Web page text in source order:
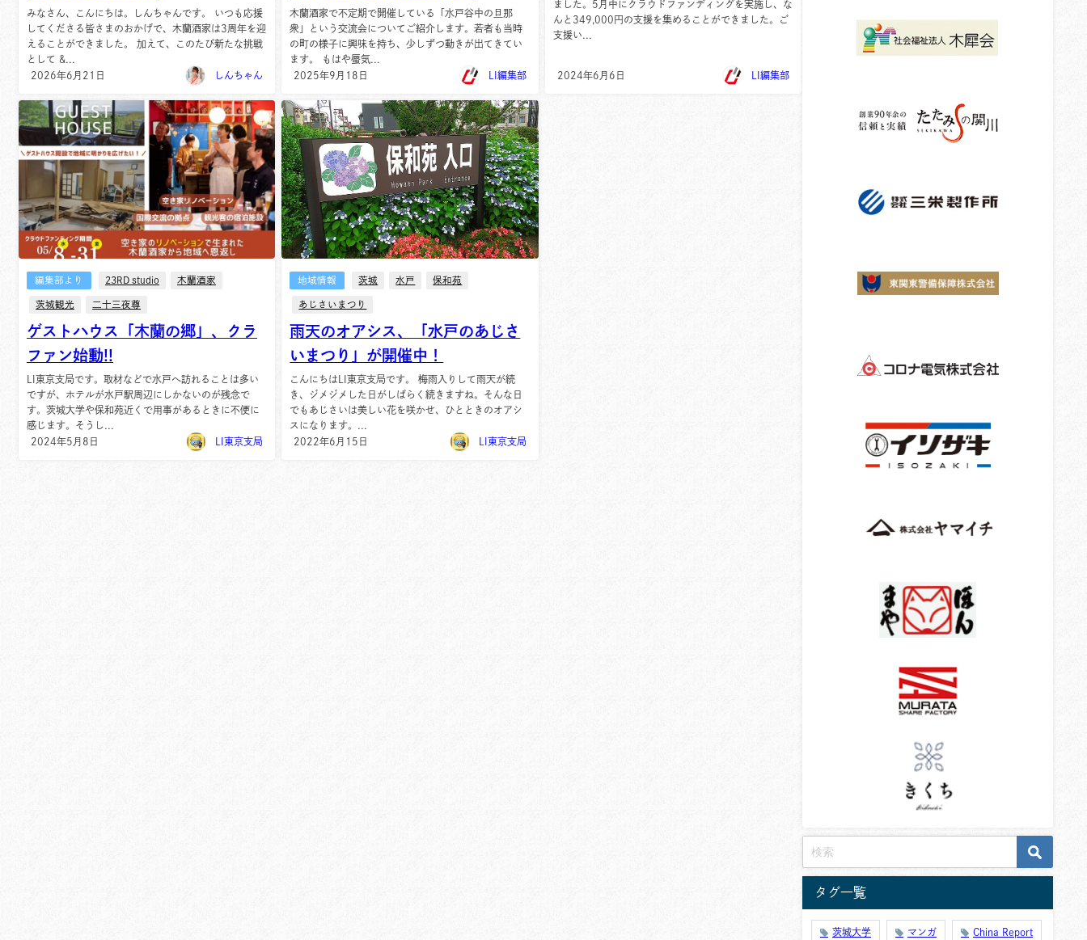
みなさん、こんにちは。しんちゃんです。 いつも応援
してくださる皆さまのおかげで、木蘭酒家は3周年を迎
えることができました。 加えて、このたび新たな挑戦
として &...
2026年6月21日
しんちゃん
木蘭酒家で不定期で開催している「水戸谷中の旦那
衆」という交流会についてご紹介します。若者も当時
の町の様子に興味を持ち、少しずつ動きが出てきてい
ます。 もはや蜃気...
2025年9月18日
LI編集部
ました。5月中にクラウドファンディングを実施し、な
んと349,000円の支援を集めることができました。ご
支援い...
2024年6月6日 LI編集部
編集部より 23RD studio 木蘭酒家
茨城観光 二十三夜尊
ゲストハウス「木蘭の郷」、クラ
ファン始動!!
LI東京支局です。取材などで水戸へ訪れることは多い
ですが、ホテルが水戸駅周辺にしかないのが残念で
す。茨城大学や保和苑近くで用事があるときに不便に
感じます。そうし...
2024年5月8日
LI東京支局
地域情報 茨城 水戸 保和苑
あじさいまつり
雨天のオアシス、「水戸のあじさ
いまつり」が開催中！
こんにちはLI東京支局です。 梅雨入りして雨天が続
き、ジメジメした日がしばらく続きますね。そんな日
でもあじさいは美しい花を咲かせ、ひとときのオアシ
スになります。...
2022年6月15日
LI東京支局
タグ一覧
茨城大学 マンガ China Report